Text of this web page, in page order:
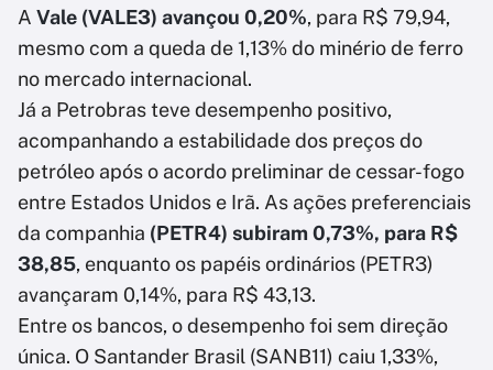
A Vale (VALE3) avançou 0,20%, para R$ 79,94,
mesmo com a queda de 1,13% do minério de ferro
no mercado internacional.
Já a Petrobras teve desempenho positivo,
acompanhando a estabilidade dos preços do
petróleo após o acordo preliminar de cessar-fogo
entre Estados Unidos e Irã. As ações preferenciais
da companhia (PETR4) subiram 0,73%, para R$
38,85, enquanto os papéis ordinários (PETR3)
avançaram 0,14%, para R$ 43,13.
Entre os bancos, o desempenho foi sem direção
única. O Santander Brasil (SANB11) caiu 1,33%,